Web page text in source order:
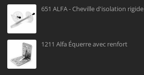
651 ALFA - Cheville d'isolation rigide
1211 Alfa Équerre avec renfort